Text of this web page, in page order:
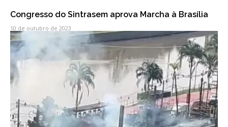
Congresso do Sintrasem aprova Marcha à Brasília
10 de outubro de 2023